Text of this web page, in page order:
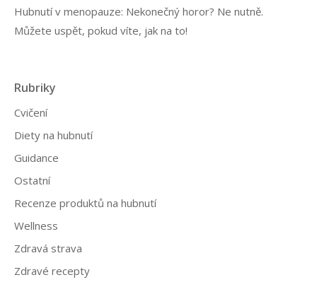
Hubnutí v menopauze: Nekonečný horor? Ne nutně.
Můžete uspět, pokud víte, jak na to!
Rubriky
Cvičení
Diety na hubnutí
Guidance
Ostatní
Recenze produktů na hubnutí
Wellness
Zdravá strava
Zdravé recepty